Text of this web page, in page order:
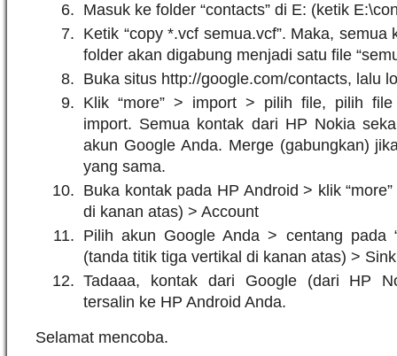
Masuk ke folder “contacts” di E: (ketik
Ketik “copy *.vcf semua.vcf”. Maka,
folder akan digabung menjadi satu file
Buka situs http://google.com/contacts, lalu
Klik “more” > import > pilih file, pilih file
import. Semua kontak dari HP Nokia
akun Google Anda. Merge (gabungkan)
yang sama.
Buka kontak pada HP Android > klik
di kanan atas) > Account
Pilih akun Google Anda > centang pada
(tanda titik tiga vertikal di kanan atas) >
Tadaaa, kontak dari Google (dari HP
tersalin ke HP Android Anda.
Selamat mencoba.